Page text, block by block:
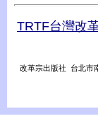
TRTF台灣改
改革宗出版社 台北市